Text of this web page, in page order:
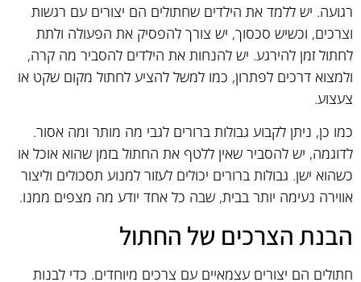
רגועה. יש ללמד את הילדים שחתולים הם יצורים עם רגשות
וצרכים, וכשיש סכסוך, יש צורך להפסיק את הפעולה ולתת
לחתול זמן להירגע. יש להנחות את הילדים להסביר מה קרה,
ולמצוא דרכים לפתרון, כמו למשל להציע לחתול מקום שקט או
צעצוע.
כמו כן, ניתן לקבוע גבולות ברורים לגבי מה מותר ומה אסור.
לדוגמה, יש להסביר שאין ללטף את החתול בזמן שהוא אוכל או
כשהוא ישן. גבולות ברורים יכולים לעזור למנוע תסכולים וליצור
אווירה נעימה יותר בבית, שבה כל אחד יודע מה מצפים ממנו.
הבנת הצרכים של החתול
חתולים הם יצורים עצמאיים עם צרכים מיוחדים. כדי לבנות